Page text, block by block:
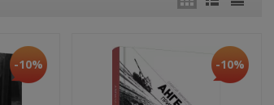
-10% -10%